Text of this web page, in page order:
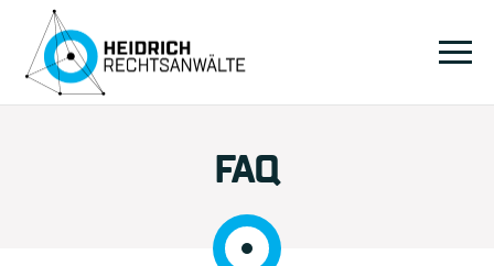
FAQ